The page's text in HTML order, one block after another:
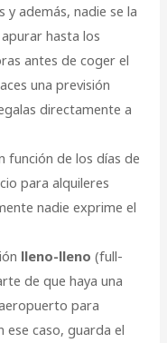
y además, nadie se la
hasta los
antes de coger el
una previsión
directamente a
función de los días de
para alquileres
nadie exprime el
lleno-lleno (full-
de que haya una
para
ese caso, guarda el